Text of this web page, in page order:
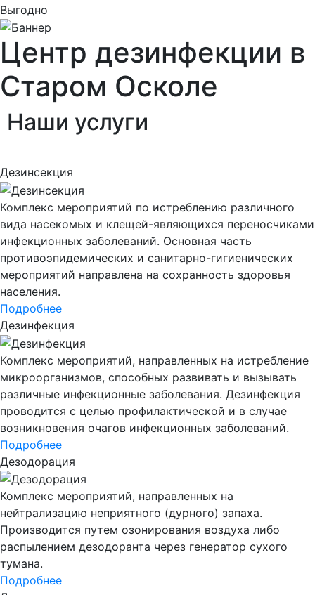
Выгодно
Центр дезинфекции в
Старом Осколе
Наши услуги
Дезинсекция
Комплекс мероприятий по истреблению различного
вида насекомых и клещей-являющихся переносчиками
инфекционных заболеваний. Основная часть
противоэпидемических и санитарно-гигиенических
мероприятий направлена на сохранность здоровья
населения.
Подробнее
Дезинфекция
Комплекс мероприятий, направленных на истребление
микроорганизмов, способных развивать и вызывать
различные инфекционные заболевания. Дезинфекция
проводится с целью профилактической и в случае
возникновения очагов инфекционных заболеваний.
Подробнее
Дезодорация
Комплекс мероприятий, направленных на
нейтрализацию неприятного (дурного) запаха.
Производится путем озонирования воздуха либо
распылением дезодоранта через генератор сухого
тумана.
Подробнее